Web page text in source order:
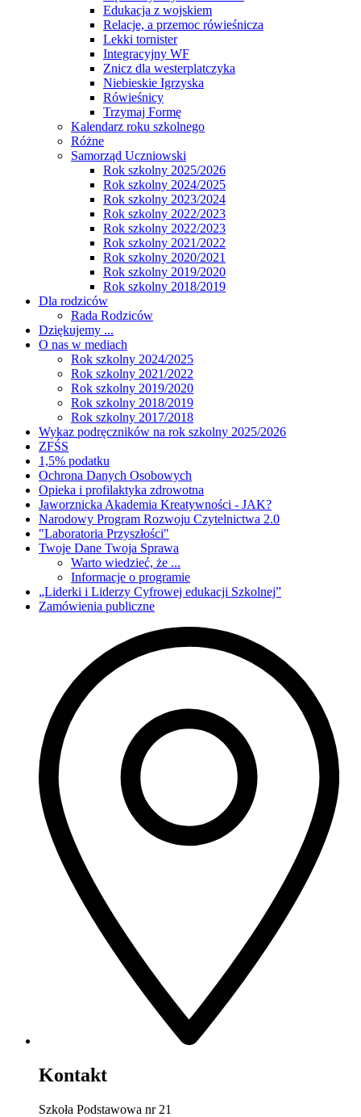
Edukacja z wojskiem
Relacje, a przemoc rówieśnicza
Lekki tornister
Integracyjny WF
Znicz dla westerplatczyka
Niebieskie Igrzyska
Rówieśnicy
Trzymaj Formę
Kalendarz roku szkolnego
Różne
Samorząd Uczniowski
Rok szkolny 2025/2026
Rok szkolny 2024/2025
Rok szkolny 2023/2024
Rok szkolny 2022/2023
Rok szkolny 2022/2023
Rok szkolny 2021/2022
Rok szkolny 2020/2021
Rok szkolny 2019/2020
Rok szkolny 2018/2019
Dla rodziców
Rada Rodziców
Dziękujemy ...
O nas w mediach
Rok szkolny 2024/2025
Rok szkolny 2021/2022
Rok szkolny 2019/2020
Rok szkolny 2018/2019
Rok szkolny 2017/2018
Wykaz podręczników na rok szkolny 2025/2026
ZFŚS
1,5% podatku
Ochrona Danych Osobowych
Opieka i profilaktyka zdrowotna
Jaworznicka Akademia Kreatywności - JAK?
Narodowy Program Rozwoju Czytelnictwa 2.0
"Laboratoria Przyszłości"
Twoje Dane Twoja Sprawa
Warto wiedzieć, że ...
Informacje o programie
„Liderki i Liderzy Cyfrowej edukacji Szkolnej”
Zamówienia publiczne
Kontakt
Szkoła Podstawowa nr 21